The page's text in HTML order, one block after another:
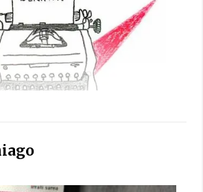
Hala Bedi irratiko Hizpidea saioan
Arrosaren 20 urteez
2021/07/03
Zebrabidearen denboraldi amaiera